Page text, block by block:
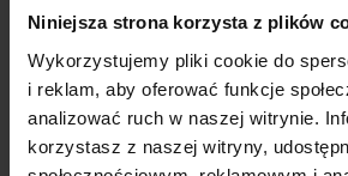
Niniejsza strona korzysta z plików
Wykorzystujemy pliki cookie do
i reklam, aby oferować funkcje
analizować ruch w naszej witrynie.
korzystasz z naszej witryny,